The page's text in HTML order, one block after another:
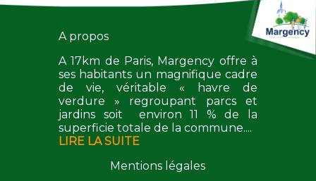
A propos
A 17km de Paris, Margency offre à
ses habitants un magnifique cadre
de vie, véritable « havre de
verdure » regroupant parcs et
jardins soit environ 11 % de la
superficie totale de la commune....
LIRE LA SUITE
Mentions légales